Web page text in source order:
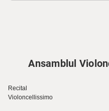
Ansamblul
Recital
Violoncellissimo